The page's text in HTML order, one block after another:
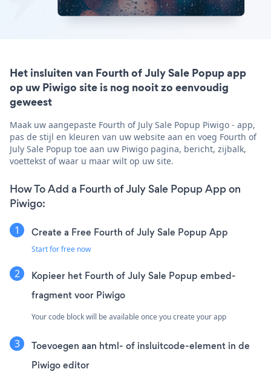
Het insluiten van Fourth of July Sale Popup app
op uw Piwigo site is nog nooit zo eenvoudig
geweest
Maak uw aangepaste Fourth of July Sale Popup Piwigo - app,
pas de stijl en kleuren van uw website aan en voeg Fourth of
July Sale Popup toe aan uw Piwigo pagina, bericht, zijbalk,
voettekst of waar u maar wilt op uw site.
How To Add a Fourth of July Sale Popup App on
Piwigo:
Create a Free Fourth of July Sale Popup App
Start for free now
Kopieer het Fourth of July Sale Popup embed-
fragment voor Piwigo
Your code block will be available once you create your app
Toevoegen aan html- of insluitcode-element in de
Piwigo editor